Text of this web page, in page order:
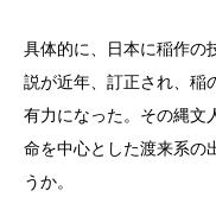
具体的に、日本に稲作の
説が近年、訂正され、稲
有力になった。その縄文
命を中心とした渡来系の
うか。